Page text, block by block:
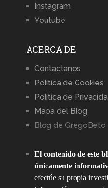
Instagram
Youtube
ACERCA DE
Contactanos
Política de Cookies
Política de
Mapa del Blog
Blog de GregoBeto
El contenido de este
únicamente
efectúe su propia